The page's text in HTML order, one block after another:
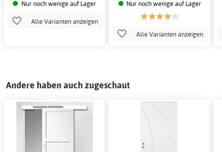
Nur noch wenige auf Lager
Alle Varianten anzeigen
Nur noch wenige auf Lager
Alle Varianten anzeigen
Andere haben auch zugeschaut